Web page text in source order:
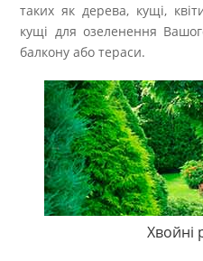
таких як дерева, кущі,
кущі для озеленення
балкону або тераси.
Хвойні